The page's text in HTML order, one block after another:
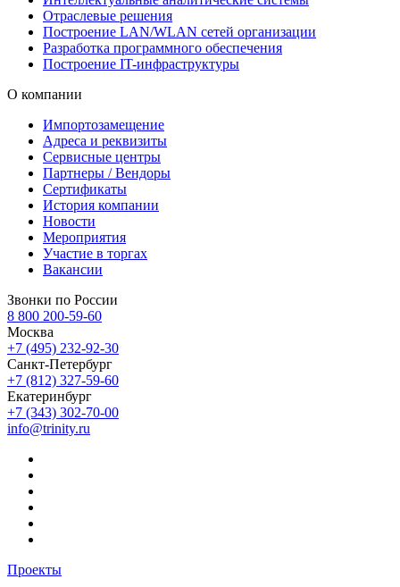
Отраслевые решения
Построение LAN/WLAN сетей организации
Разработка программного обеспечения
Построение IT-инфраструктуры
О компании
Импортозамещение
Адреса и реквизиты
Сервисные центры
Партнеры / Вендоры
Сертификаты
История компании
Новости
Мероприятия
Участие в торгах
Вакансии
Звонки по России
8 800 200-59-60
Москва
+7 (495) 232-92-30
Санкт-Петербург
+7 (812) 327-59-60
Екатеринбург
+7 (343) 302-70-00
info@trinity.ru
Проекты